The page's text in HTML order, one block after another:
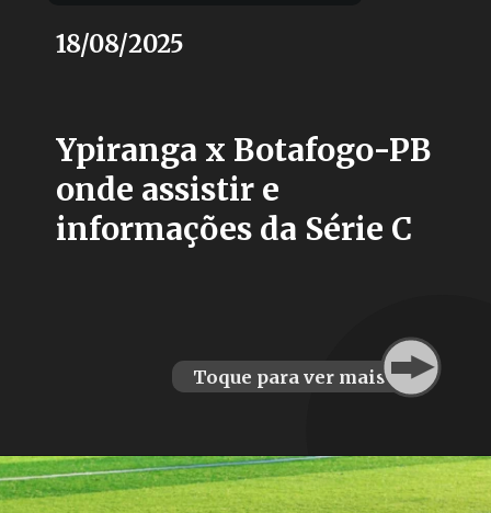
Ypiranga x Botafogo-PB
onde assistir e
informações da Série C
18/08/2025
Toque para ver mais